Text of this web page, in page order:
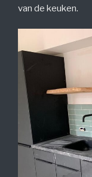
van de keuken.